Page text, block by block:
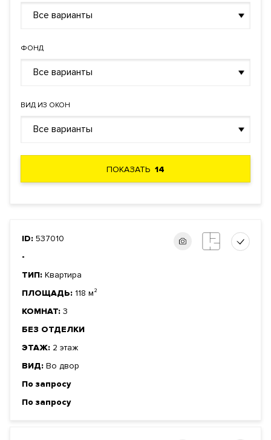
Все варианты
ФОНД
Все варианты
ВИД ИЗ ОКОН
Все варианты
ПОКАЗАТЬ 14
ID: 537010
-
ТИП: Квартира
ПЛОЩАДЬ: 118 м²
КОМНАТ: 3
БЕЗ ОТДЕЛКИ
ЭТАЖ: 2 этаж
ВИД: Во двор
По запросу
По запросу